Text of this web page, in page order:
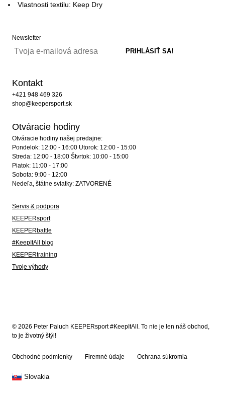
Vlastnosti textilu: Keep Dry
Newsletter
Kontakt
+421 948 469 326
shop@keepersport.sk
Otváracie hodiny
Otváracie hodiny našej predajne:
Pondelok: 12:00 - 16:00 Utorok: 12:00 - 15:00
Streda: 12:00 - 18:00 Štvrtok: 10:00 - 15:00
Piatok: 11:00 - 17:00
Sobota: 9:00 - 12:00
Nedeľa, štátne sviatky: ZATVORENÉ
Servis & podpora
KEEPERsport
KEEPERbattle
#KeepItAll blog
KEEPERtraining
Tvoje výhody
© 2026 Peter Paluch KEEPERsport #KeepItAll. To nie je len náš obchod,
to je životný štýl!
Obchodné podmienky Firemné údaje Ochrana súkromia
Slovakia